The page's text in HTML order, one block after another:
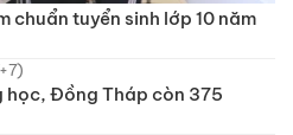
tuyển sinh lớp 10 năm
học, Đồng Tháp còn 375